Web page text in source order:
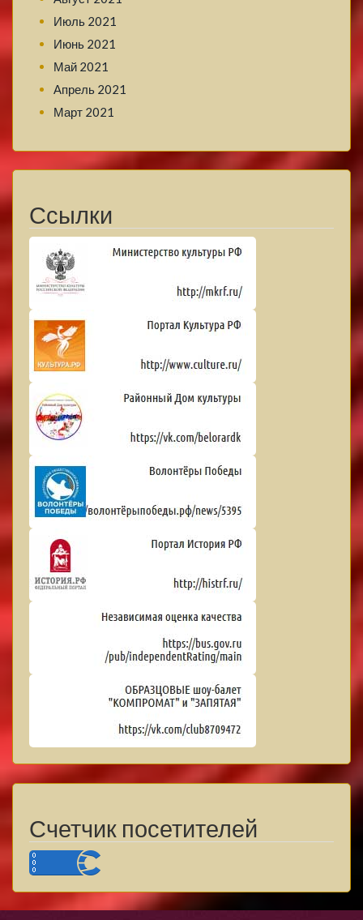
Июль 2021
Июнь 2021
Май 2021
Апрель 2021
Март 2021
Ссылки
Счетчик посетителей